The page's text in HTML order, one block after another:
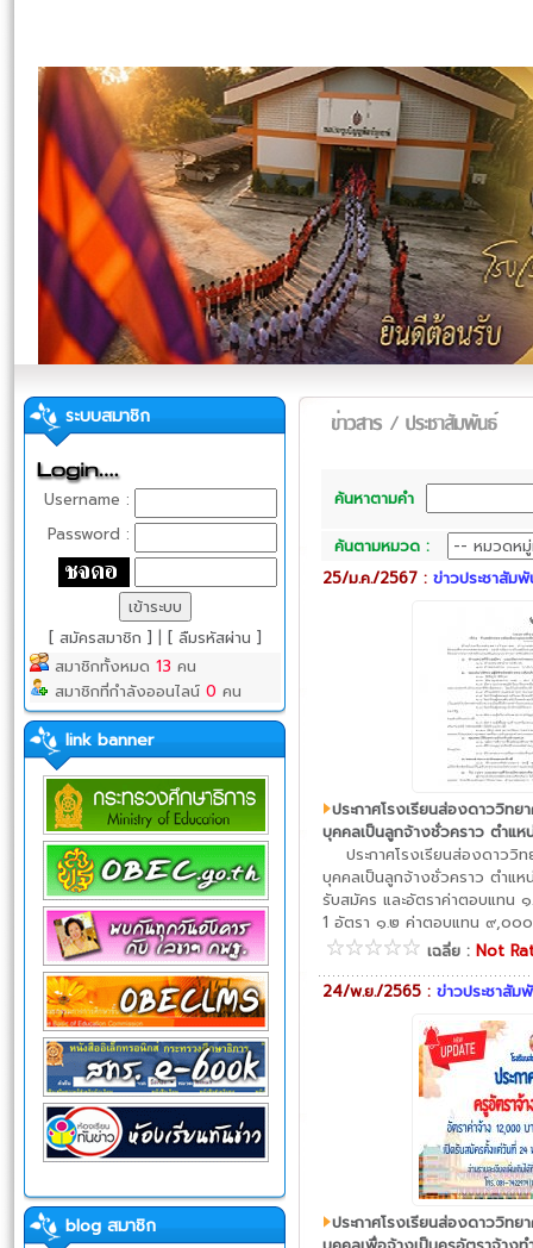
ระบบสมาชิก
Username :
Password :
[ สมัครสมาชิก ] | [ ลืมรหัสผ่าน ]
สมาชิกทั้งหมด 13 คน
สมาชิกที่กำลังออนไลน์ 0 คน
link banner
blog สมาชิก
ค้นหาตามคำ
ค้นตามหมวด :
25/ม.ค./2567 : ข่าวประชาสัม
ประกาศโรงเรียนส่องดาววิท
บุคคลเป็นลูกจ้างชั่วคราว ตำแ
ประกาศโรงเรียนส่องดาววิ
บุคคลเป็นลูกจ้างชั่วคราว ตำแ
รับสมัคร และอัตราค่าตอบแทน
1 อัตรา ๑.๒ ค่าตอบแทน ๙,๐๐
เฉลี่ย : Not
24/พ.ย./2565 : ข่าวประชาสัม
ประกาศโรงเรียนส่องดาววิท